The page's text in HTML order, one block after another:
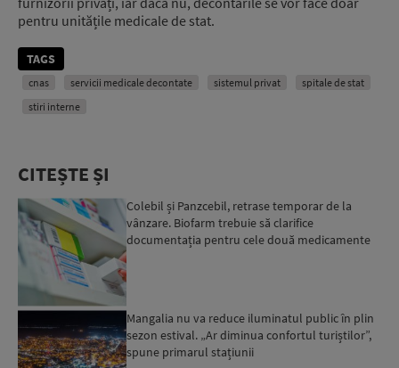
pentru unitățile medicale de stat.
TAGS
cnas servicii medicale decontate sistemul privat
spitale de stat
stiri interne
CITEȘTE ȘI
Colebil și Panzcebil, retrase temporar de la
vânzare. Biofarm trebuie să clarifice
documentația pentru cele două medicamente
Mangalia nu va reduce iluminatul public în plin
sezon estival. „Ar diminua confortul turiștilor”,
spune primarul stațiunii